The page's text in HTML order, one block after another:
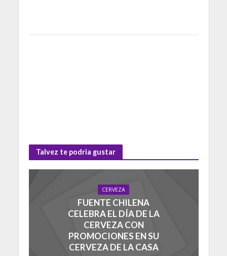
Talvez te podria gustar
CERVEZA
FUENTE CHILENA
CELEBRA EL DÍA DE LA
CERVEZA CON
PROMOCIONES EN SU
CERVEZA DE LA CASA